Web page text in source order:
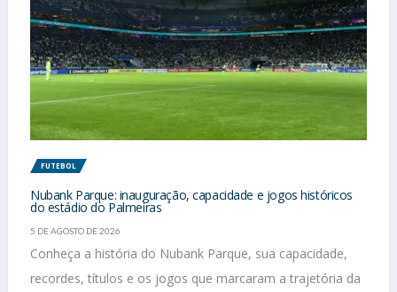
FUTEBOL
Nubank Parque: inauguração, capacidade e jogos históricos
do estádio do Palmeiras
5 DE AGOSTO DE 2026
Conheça a história do Nubank Parque, sua capacidade,
recordes, títulos e os jogos que marcaram a trajetória da